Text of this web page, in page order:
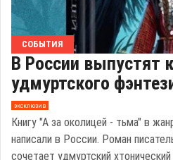
СОБЫТИЯ
В России выпустят
удмуртского
эксклюзив
Книгу "А за околицей - тьма" в
написали в России. Роман
сочетает удмуртский хтонический